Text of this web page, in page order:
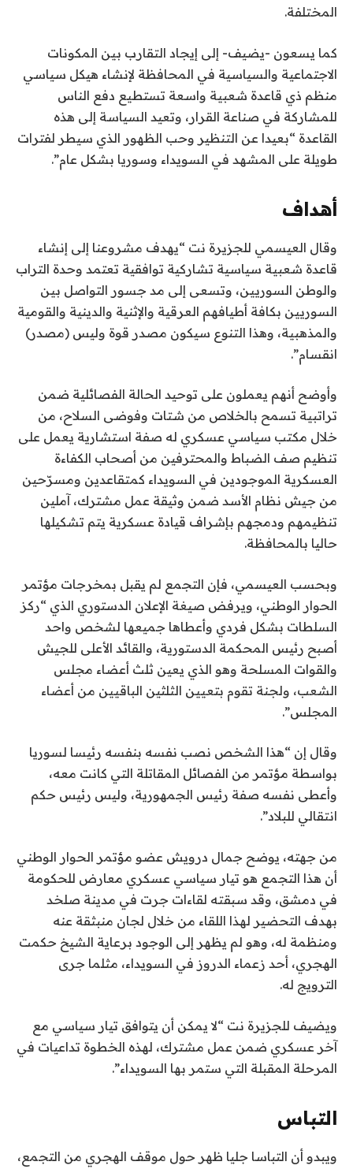
المختلفة.
كما يسعون -يضيف- إلى إيجاد التقارب بين المكونات
الاجتماعية والسياسية في المحافظة لإنشاء هيكل سياسي
منظم ذي قاعدة شعبية واسعة تستطيع دفع الناس
للمشاركة في صناعة القرار، وتعيد السياسة إلى هذه
القاعدة “بعيدا عن التنظير وحب الظهور الذي سيطر لفترات
طويلة على المشهد في السويداء وسوريا بشكل عام”.
أهداف
وقال العيسمي للجزيرة نت “يهدف مشروعنا إلى إنشاء
قاعدة شعبية سياسية تشاركية توافقية تعتمد وحدة التراب
والوطن السوريين، وتسعى إلى مد جسور التواصل بين
السوريين بكافة أطيافهم العرقية والإثنية والدينية والقومية
والمذهبية، وهذا التنوع سيكون مصدر قوة وليس (مصدر)
انقسام”.
وأوضح أنهم يعملون على توحيد الحالة الفصائلية ضمن
تراتبية تسمح بالخلاص من شتات وفوضى السلاح، من
خلال مكتب سياسي عسكري له صفة استشارية يعمل على
تنظيم صف الضباط والمحترفين من أصحاب الكفاءة
العسكرية الموجودين في السويداء كمتقاعدين ومسرّحين
من جيش نظام الأسد ضمن وثيقة عمل مشترك، آملين
تنظيمهم ودمجهم بإشراف قيادة عسكرية يتم تشكيلها
حاليا بالمحافظة.
وبحسب العيسمي، فإن التجمع لم يقبل بمخرجات مؤتمر
الحوار الوطني، ويرفض صيغة الإعلان الدستوري الذي “ركز
السلطات بشكل فردي وأعطاها جميعها لشخص واحد
أصبح رئيس المحكمة الدستورية، والقائد الأعلى للجيش
والقوات المسلحة وهو الذي يعين ثلث أعضاء مجلس
الشعب، ولجنة تقوم بتعيين الثلثين الباقيين من أعضاء
المجلس”.
وقال إن “هذا الشخص نصب نفسه بنفسه رئيسا لسوريا
بواسطة مؤتمر من الفصائل المقاتلة التي كانت معه،
وأعطى نفسه صفة رئيس الجمهورية، وليس رئيس حكم
انتقالي للبلاد”.
من جهته، يوضح جمال درويش عضو مؤتمر الحوار الوطني
أن هذا التجمع هو تيار سياسي عسكري معارض للحكومة
في دمشق، وقد سبقته لقاءات جرت في مدينة صلخد
بهدف التحضير لهذا اللقاء من خلال لجان منبثقة عنه
ومنظمة له، وهو لم يظهر إلى الوجود برعاية الشيخ حكمت
الهجري، أحد زعماء الدروز في السويداء، مثلما جرى
الترويج له.
ويضيف للجزيرة نت “لا يمكن أن يتوافق تيار سياسي مع
آخر عسكري ضمن عمل مشترك، لهذه الخطوة تداعيات في
المرحلة المقبلة التي ستمر بها السويداء”.
التباس
ويبدو أن التباسا جليا ظهر حول موقف الهجري من التجمع،